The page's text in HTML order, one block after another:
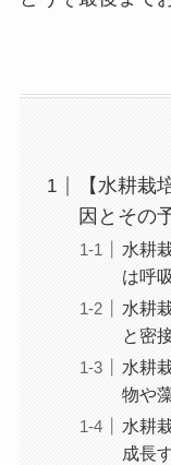
【水耕栽
因とその
水耕
は呼
水耕
と密
水耕
物や
水耕
成長